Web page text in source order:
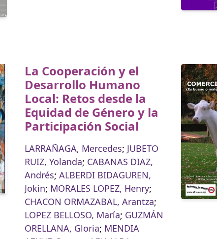
La Cooperación y el
Desarrollo Humano
Local: Retos desde la
Equidad de Género y la
Participación Social
LARRAÑAGA, Mercedes; JUBETO
RUIZ, Yolanda; CABANAS DIAZ,
Andrés; ALBERDI BIDAGUREN,
Jokin; MORALES LOPEZ, Henry;
CHACON ORMAZABAL, Arantza;
LOPEZ BELLOSO, María; GUZMÁN
ORELLANA, Gloria; MENDIA